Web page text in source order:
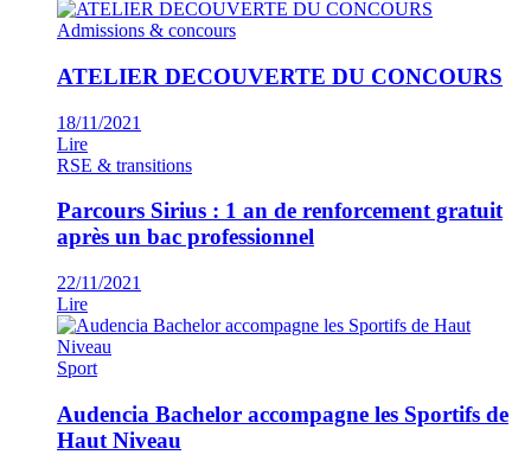
Admissions & concours
ATELIER DECOUVERTE DU CONCOURS
18/11/2021
Lire
RSE & transitions
Parcours Sirius : 1 an de renforcement gratuit
après un bac professionnel
22/11/2021
Lire
Sport
Audencia Bachelor accompagne les Sportifs de
Haut Niveau